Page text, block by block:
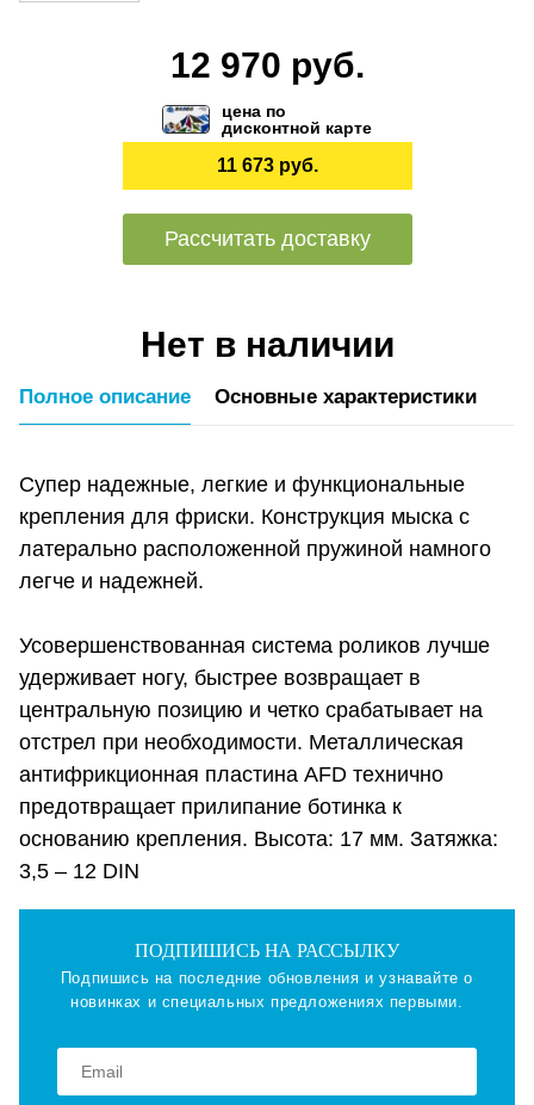
12 970 руб.
цена по
дисконтной карте
11 673 руб.
Рассчитать доставку
Нет в наличии
Полное описание Основные характеристики
Супер надежные, легкие и функциональные
крепления для фриски. Конструкция мыска с
латерально расположенной пружиной намного
легче и надежней.
Усовершенствованная система роликов лучше
удерживает ногу, быстрее возвращает в
центральную позицию и четко срабатывает на
отстрел при необходимости. Металлическая
антифрикционная пластина AFD технично
предотвращает прилипание ботинка к
основанию крепления. Высота: 17 мм. Затяжка:
3,5 – 12 DIN
ПОДПИШИСЬ НА РАССЫЛКУ
Подпишись на последние обновления и узнавайте о
новинках и специальных предложениях первыми.